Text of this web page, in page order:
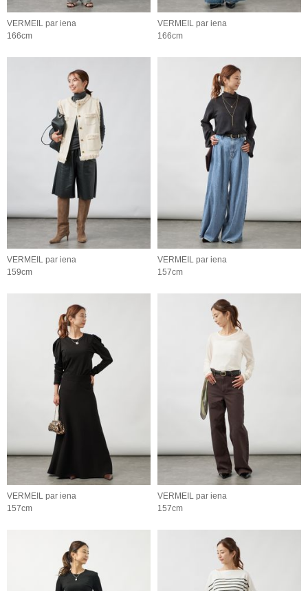
VERMEIL par iena
166cm
VERMEIL par iena
166cm
VERMEIL par iena
159cm
VERMEIL par iena
157cm
VERMEIL par iena
157cm
VERMEIL par iena
157cm